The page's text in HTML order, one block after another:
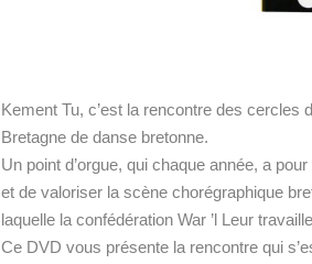
Kement Tu, c’est la rencontre des cercles
Bretagne de danse bretonne.
Un point d’orgue, qui chaque année, a
et de valoriser la scène chorégraphique
laquelle la confédération War ’l Leur
Ce DVD vous présente la rencontre qui